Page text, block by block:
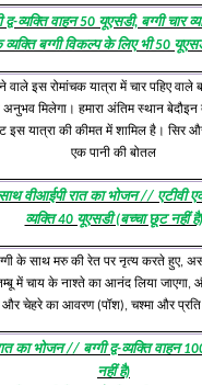
व्यक्ति वाहन 50 यूएसडी, बग्गी चार
बग्गी विकल्प के लिए भी 50
इस रोमांचक यात्रा में चार पहिए वाले
मिलेगा। हमारा अंतिम स्थान
यात्रा की कीमत में शामिल है। सिर
एक पानी की बोतल
वीआईपी रात का भोजन // एटीवी
व्यक्ति 40 यूएसडी (बच्चा छूट नहीं है)
के साथ मरु की रेत पर नृत्य करते हुए,
में चाय के नाश्ते का आनंद लिया
और चेहरे का आवरण (पॉश), चश्मा और प्रति
का भोजन // बग्गी द्व-व्यक्ति वाहन
नहीं है)